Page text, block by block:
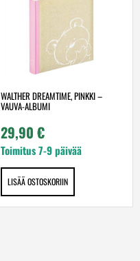
WALTHER DREAMTIME, PINKKI –
VAUVA-ALBUMI
29,90 €
Toimitus 7-9 päivää
LISÄÄ OSTOSKORIIN